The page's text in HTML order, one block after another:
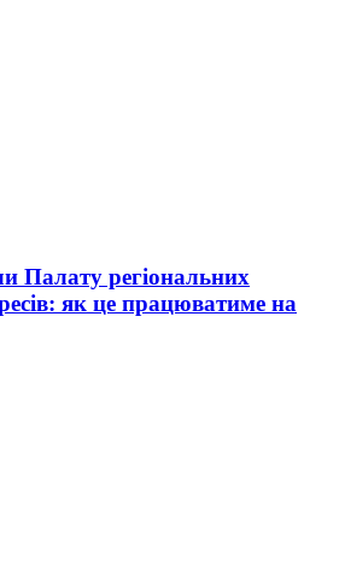
Палату регіональних
як це працюватиме на